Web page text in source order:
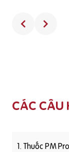
CÁC CÂU
1. Thuốc PM